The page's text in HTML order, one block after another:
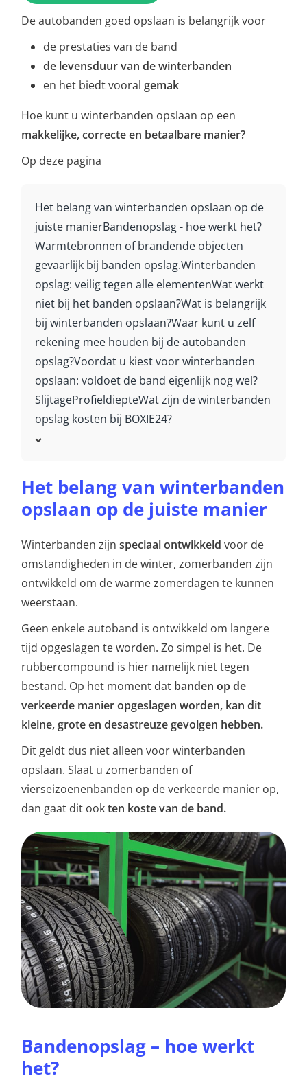
De autobanden goed opslaan is belangrijk voor
de prestaties van de band
de levensduur van de winterbanden
en het biedt vooralgemak
Hoe kunt u winterbanden opslaan op een
makkelijke, correcte en betaalbare manier?
Op deze pagina
Het belang van winterbanden opslaan op de
juiste manierBandenopslag - hoe werkt het?
Warmtebronnen of brandende objecten
gevaarlijk bij banden opslag.Winterbanden
opslag: veilig tegen alle elementenWat werkt
niet bij het banden opslaan?Wat is belangrijk
bij winterbanden opslaan?Waar kunt u zelf
rekening mee houden bij de autobanden
opslag?Voordat u kiest voor winterbanden
opslaan: voldoet de band eigenlijk nog wel?
SlijtageProfieldiepteWat zijn de winterbanden
opslag kosten bij BOXIE24?
Het belang van winterbanden
opslaan op de juiste manier
Winterbanden zijnspeciaal ontwikkeld voor de
omstandigheden in de winter, zomerbanden zijn
ontwikkeld om de warme zomerdagen te kunnen
weerstaan.
Geen enkele autoband is ontwikkeld om langere
tijd opgeslagen te worden. Zo simpel is het. De
rubbercompound is hier namelijk niet tegen
bestand. Op het moment dat banden op de
verkeerde manier opgeslagen worden, kan dit
kleine, grote en desastreuze gevolgen hebben.
Dit geldt dus niet alleen voor winterbanden
opslaan. Slaat u zomerbanden of
vierseizoenenbanden op de verkeerde manier op,
dan gaat dit ookten koste van de band.
Bandenopslag – hoe werkt
het?